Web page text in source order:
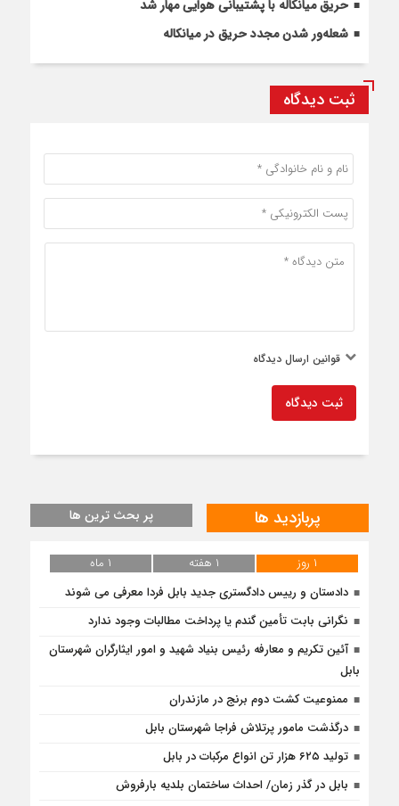
حریق میانکاله با پشتیبانی هوایی مهار شد
شعله‌ور شدن مجدد حریق در میانکاله
ثبت دیدگاه
قوانین ارسال دیدگاه
ثبت دیدگاه
پربازدید ها پر بحث ترین ها
۱ روز ۱ هفته
۱ ماه
دادستان و رییس دادگستری جدید بابل فردا معرفی می شوند
نگرانی بابت تأمین گندم یا پرداخت مطالبات وجود ندارد
آئین تکریم و معارفه رئیس بنیاد شهید و امور ایثارگران شهرستان
بابل
ممنوعیت کشت دوم برنج در مازندران
درگذشت مامور پرتلاش فراجا شهرستان بابل
تولید ۶۲۵ هزار تن انواع مرکبات در بابل
بابل در گذر زمان/ احداث ساختمان بلدیه بارفروش